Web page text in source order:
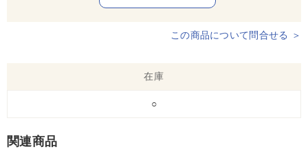
この商品について問合せる ＞
在庫
○
関連商品